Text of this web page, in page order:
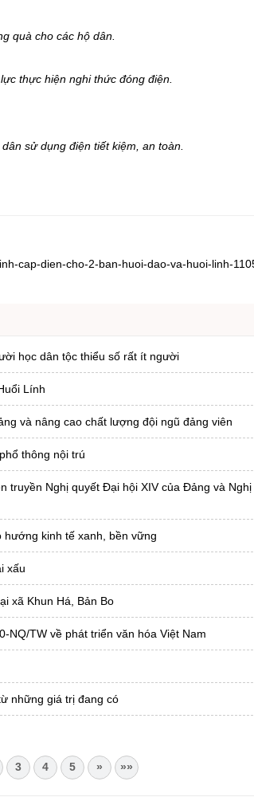
quà cho các hộ dân.
thực hiện nghi thức đóng điện.
sử dụng điện tiết kiệm, an toàn.
cap-dien-cho-2-ban-huoi-dao-va-huoi-linh-
học dân tộc thiểu số rất ít người
Lính
và nâng cao chất lượng đội ngũ đảng viên
thông nội trú
truyền Nghị quyết Đại hội XIV của Đảng và
hướng kinh tế xanh, bền vững
xấu
xã Khun Há, Bản Bo
NQ/TW về phát triển văn hóa Việt Nam
những giá trị đang có
3 4 5 » »»